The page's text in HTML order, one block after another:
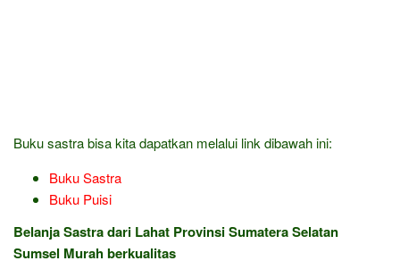
Buku sastra bisa kita dapatkan melalui link dibawah ini:
Buku Sastra
Buku Puisi
Belanja Sastra dari Lahat Provinsi Sumatera Selatan
Sumsel Murah berkualitas